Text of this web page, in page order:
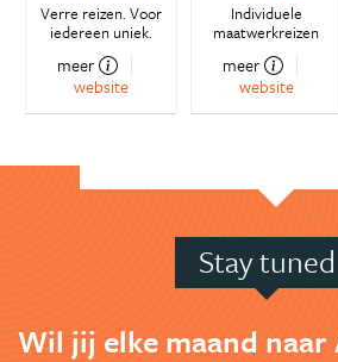
Verre reizen. Voor
iedereen uniek.
meer
website
Individuele
maatwerkreizen
meer
website
Stay tuned
Wil jij elke maand naar